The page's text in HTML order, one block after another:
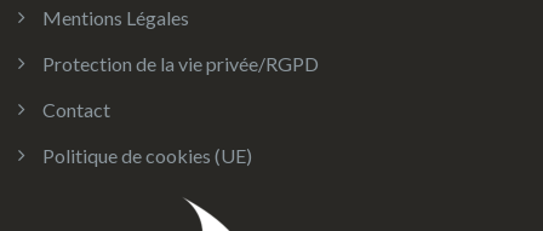
Mentions Légales
Protection de la vie privée/RGPD
Contact
Politique de cookies (UE)